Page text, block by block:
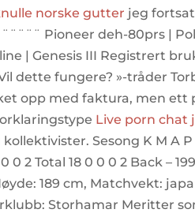
norske gutter jeg
Pioneer deh-80prs |
| Genesis III Registrert
dette fungere? »-tråder
opp med faktura, men ett
Live porn chat
Sesong K M A P
0 2 Total 18 0 0 0 2 Back –
189 cm, Matchvekt:
Storhamar Meritter